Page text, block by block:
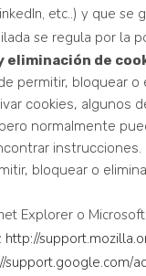
etc..) y que se
se regula por la
eliminación de
permitir, bloquear
cookies, algunos
normalmente
bloquear o
Explorer o
http://
support.google.com/